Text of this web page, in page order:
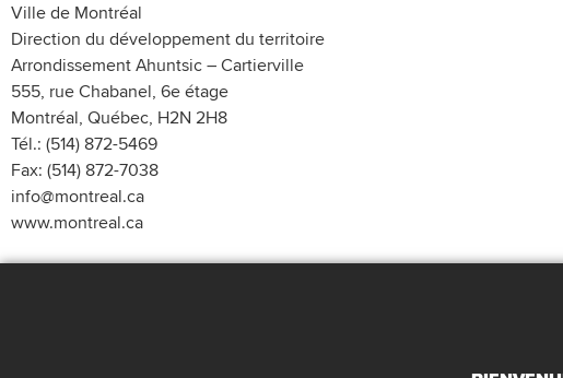
Ville de Montréal
Direction du développement du territoire
Arrondissement Ahuntsic – Cartierville
555, rue Chabanel, 6e étage
Montréal, Québec, H2N 2H8
Tél.: (514) 872-5469
Fax: (514) 872-7038
info@montreal.ca
www.montreal.ca